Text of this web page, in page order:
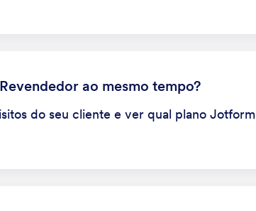
ao mesmo tempo?
do seu cliente e ver qual plano Jotform